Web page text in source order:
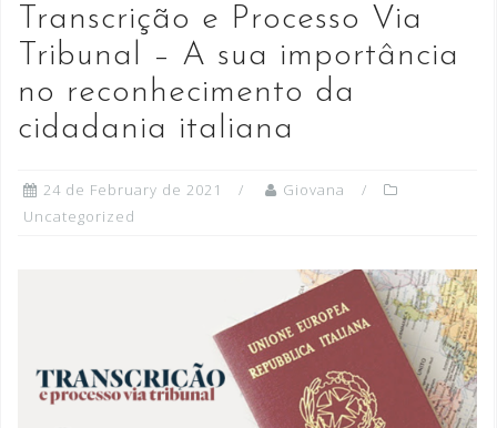
Transcrição e Processo Via
Tribunal – A sua importância
no reconhecimento da
cidadania italiana
24 de February de 2021
Giovana
Uncategorized